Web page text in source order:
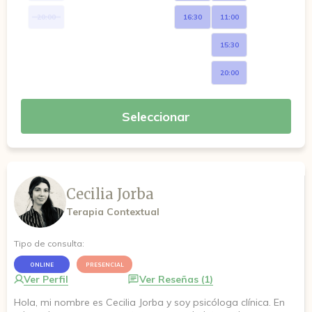
16:30 11:00
15:30
20:00
Seleccionar
Cecilia Jorba
Terapia Contextual
Tipo de consulta:
ONLINE PRESENCIAL
Ver Perfil
Ver Reseñas (1)
Hola, mi nombre es Cecilia Jorba y soy psicóloga clínica. En